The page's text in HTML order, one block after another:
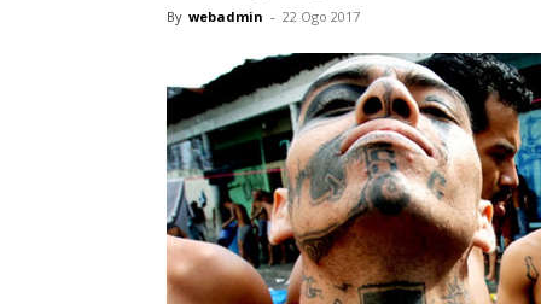
By webadmin - 22 Ogo 2017